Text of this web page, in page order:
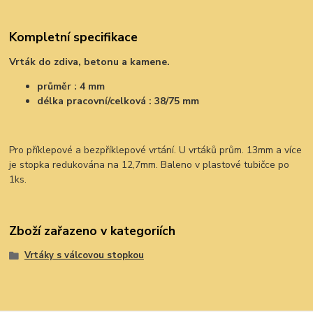
Kompletní specifikace
Vrták do zdiva, betonu a kamene.
průměr : 4 mm
délka pracovní/celková : 38/75 mm
Pro příklepové a bezpříklepové vrtání. U vrtáků prům. 13mm a více
je stopka redukována na 12,7mm. Baleno v plastové tubičce po
1ks.
Zboží zařazeno v kategoriích
Vrtáky s válcovou stopkou